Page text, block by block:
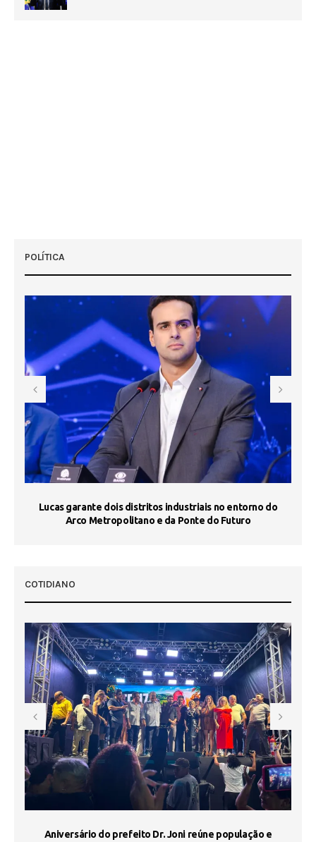
POLÍTICA
Lucas garante dois distritos industriais no entorno do
Arco Metropolitano e da Ponte do Futuro
COTIDIANO
Aniversário do prefeito Dr. Joni reúne população e